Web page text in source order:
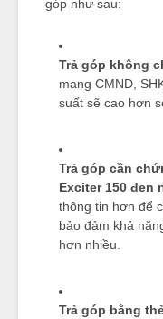
góp như sau:
Trả góp không
mang CMND,
suất sẽ cao hơn
Trả góp cần
Exciter 150 đen
thông tin hơn để
bảo đảm khả
hơn nhiều.
Trả góp bằng